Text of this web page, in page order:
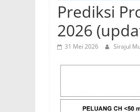
BMKG
Sumatera
Selatan
Prediksi
2026
31 Mei 2026 Sirajul